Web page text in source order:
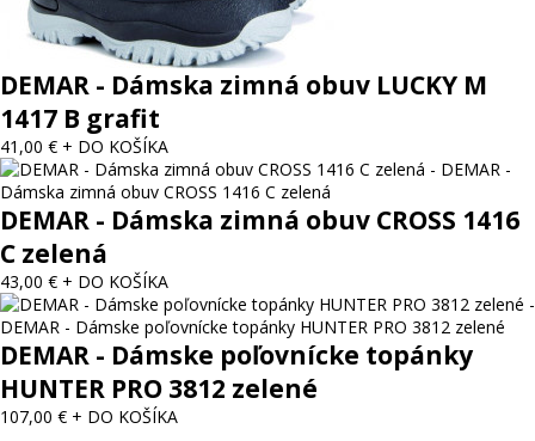
DEMAR - Dámska zimná obuv LUCKY M
1417 B grafit
41,00 € + DO KOŠÍKA
DEMAR - Dámska zimná obuv CROSS 1416
C zelená
43,00 € + DO KOŠÍKA
DEMAR - Dámske poľovnícke topánky
HUNTER PRO 3812 zelené
107,00 € + DO KOŠÍKA